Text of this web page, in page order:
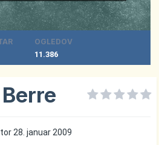
OGLEDOV
11.386
28. januar 2009